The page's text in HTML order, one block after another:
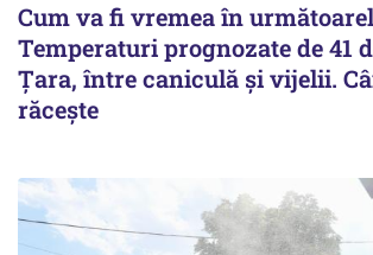
Cum va fi vremea în
Temperaturi prognozate de 41
Țara, între caniculă și vijelii.
răcește